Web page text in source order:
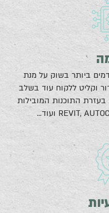
ביותר בשוק על מנת
וקליט ללקוח עוד בשלב
התוכנות המובילות